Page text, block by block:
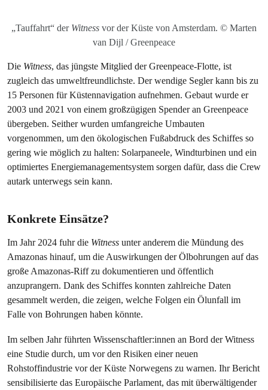
„Tauffahrt“ der Witness vor der Küste von Amsterdam. © Marten
van Dijl / Greenpeace
Die Witness, das jüngste Mitglied der Greenpeace-Flotte, ist
zugleich das umweltfreundlichste. Der wendige Segler kann bis zu
15 Personen für Küstennavigation aufnehmen. Gebaut wurde er
2003 und 2021 von einem großzügigen Spender an Greenpeace
übergeben. Seither wurden umfangreiche Umbauten
vorgenommen, um den ökologischen Fußabdruck des Schiffes so
gering wie möglich zu halten: Solarpaneele, Windturbinen und ein
optimiertes Energiemanagementsystem sorgen dafür, dass die Crew
autark unterwegs sein kann.
Konkrete Einsätze?
Im Jahr 2024 fuhr die Witness unter anderem die Mündung des
Amazonas hinauf, um die Auswirkungen der Ölbohrungen auf das
große Amazonas-Riff zu dokumentieren und öffentlich
anzuprangern. Dank des Schiffes konnten zahlreiche Daten
gesammelt werden, die zeigen, welche Folgen ein Ölunfall im
Falle von Bohrungen haben könnte.
Im selben Jahr führten Wissenschaftler:innen an Bord der Witness
eine Studie durch, um vor den Risiken einer neuen
Rohstoffindustrie vor der Küste Norwegens zu warnen. Ihr Bericht
sensibilisierte das Europäische Parlament, das mit überwältigender